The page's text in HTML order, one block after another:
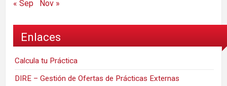
« Sep Nov »
Enlaces
Calcula tu Práctica
DIRE – Gestión de Ofertas de Prácticas Externas